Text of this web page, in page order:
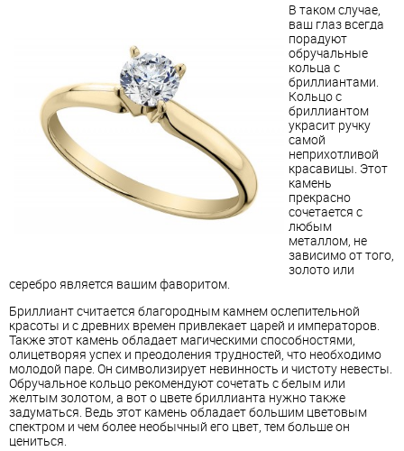
В таком случае,
ваш глаз всегда
порадуют
обручальные
кольца с
бриллиантами.
Кольцо с
бриллиантом
украсит ручку
самой
неприхотливой
красавицы. Этот
камень
прекрасно
сочетается с
любым
металлом, не
зависимо от того,
золото или
серебро является вашим фаворитом.
Бриллиант считается благородным камнем ослепительной
красоты и с древних времен привлекает царей и императоров.
Также этот камень обладает магическими способностями,
олицетворяя успех и преодоления трудностей, что необходимо
молодой паре. Он символизирует невинность и чистоту невесты.
Обручальное кольцо рекомендуют сочетать с белым или
желтым золотом, а вот о цвете бриллианта нужно также
задуматься. Ведь этот камень обладает большим цветовым
спектром и чем более необычный его цвет, тем больше он
цениться.